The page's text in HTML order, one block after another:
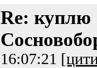
Re: куплю
16:07:21